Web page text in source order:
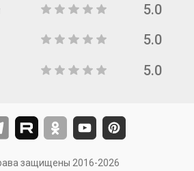
5.0
5.0
5.0
защищены 2016-2026